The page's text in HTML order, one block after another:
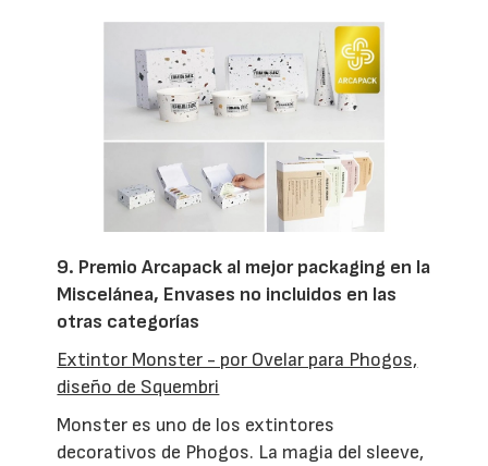
9. Premio Arcapack al mejor packaging en la
Miscelánea, Envases no incluidos en las
otras categorías
Extintor Monster - por Ovelar para Phogos,
diseño de Squembri
Monster es uno de los extintores
decorativos de Phogos. La magia del sleeve,